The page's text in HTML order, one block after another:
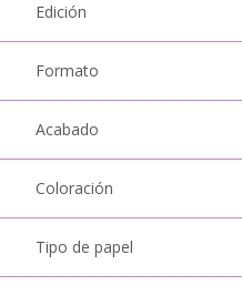
Edición
Formato
Acabado
Coloración
Tipo de papel